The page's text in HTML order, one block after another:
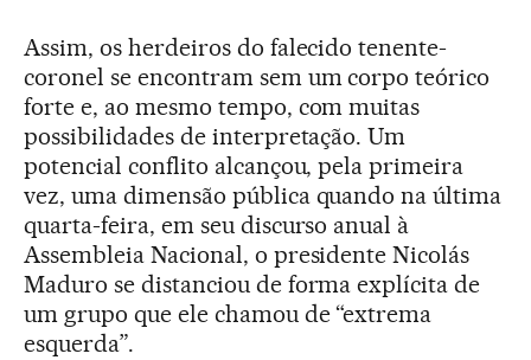
Assim, os herdeiros do falecido tenente-
coronel se encontram sem um corpo teórico
forte e, ao mesmo tempo, com muitas
possibilidades de interpretação. Um
potencial conflito alcançou, pela primeira
vez, uma dimensão pública quando na última
quarta-feira, em seu discurso anual à
Assembleia Nacional, o presidente Nicolás
Maduro se distanciou de forma explícita de
um grupo que ele chamou de “extrema
esquerda”.